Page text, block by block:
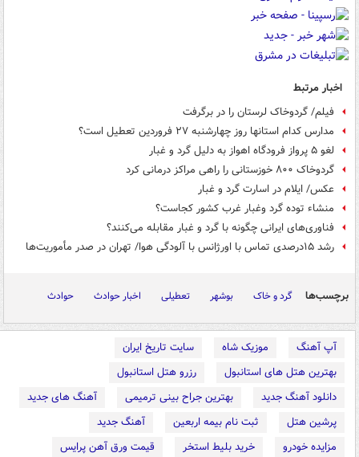
اخبار مرتبط
فیلم/ گردوخاک لرستان را در برگرفت
مدارس کدام استانها روز چهارشنبه ۲۷ فروردین تعطیل است؟
لغو ۵ پرواز فرودگاه اهواز به دلیل گرد و غبار
گردوخاک ۸۰۰ خوزستانی را راهی مراکز درمانی کرد
عکس/ ایلام در اسارت گرد و غبار
منشاء توده گرد وغبار غرب کشور کجاست؟
فناوری‌های ایرانی چگونه با گرد و غبار مقابله می‌کنند؟
رشد ۱۵درصدی تماس‌ با اورژانس با آلودگی هوا/ تهران در صدر مأموریت‌ها
برچسب‌ها گرد و خاک بوشهر تعطیلی اخبار حوادث حوادث
آپ آهنگ موزیک شاه
سایت تاریخ ایران
بهترین هتل های استانبول
رزرو هتل استانبول
دانلود آهنگ جدید
بهترین جراح بینی ترمیمی
آهنگ های جدید
پرشین هتل
ثبت نام بیمه اربعین
آهنگ جدید
مزایده خودرو
خرید بلیط استخر
قیمت ورق آهن پرایس